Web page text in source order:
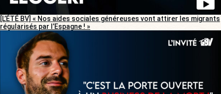
[L’ÉTÉ BV] « Nos aides sociales généreuses vont attirer les migrants
régularisés par l’Espagne ! »